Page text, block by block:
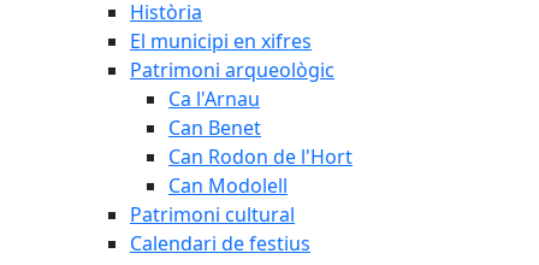
Història
El municipi en xifres
Patrimoni arqueològic
Ca l'Arnau
Can Benet
Can Rodon de l'Hort
Can Modolell
Patrimoni cultural
Calendari de festius